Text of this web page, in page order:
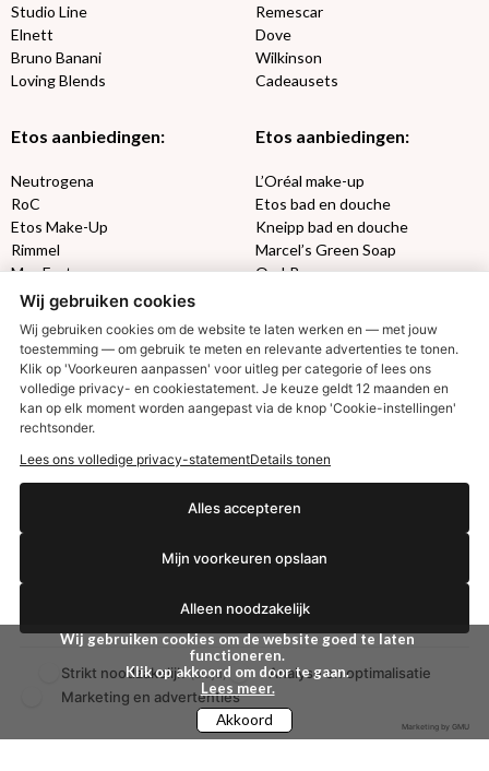
Studio Line
Elnett
Bruno Banani
Loving Blends
Remescar
Dove
Wilkinson
Cadeausets
Etos aanbiedingen:
Neutrogena
RoC
Etos Make-Up
Rimmel
Max Factor
Etos aanbiedingen:
L’Oréal make-up
Etos bad en douche
Kneipp bad en douche
Marcel’s Green Soap
Oral-B
Etos aanbiedingen:
Aussie
Gillette
Gezichtsverzorging
Syoss
DETOXEN
Always
Libresse
Gliss Kur
Etos billendoekjes
VISION SUN
Zwitsal SUNWij gebruiken cookies om de website goed te laten
functioneren.
Klik op akkoord om door te gaan.
Lees meer.
Akkoord
Wij gebruiken cookies
Wij gebruiken cookies om de website te laten werken en — met jouw
toestemming — om gebruik te meten en relevante advertenties te tonen.
Klik op 'Voorkeuren aanpassen' voor uitleg per categorie of lees ons
volledige privacy- en cookiestatement. Je keuze geldt 12 maanden en
kan op elk moment worden aangepast via de knop 'Cookie-instellingen'
rechtsonder.
Lees ons volledige privacy-statementDetails tonen
Alles accepteren
Mijn voorkeuren opslaan
Alleen noodzakelijk
Strikt noodzakelijk(altijd)
Analyse en optimalisatie
Marketing en advertenties
Marketing by GMU
€2,50 korting?
Nee dankjewel